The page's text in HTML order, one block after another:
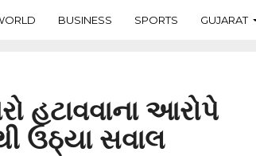
BUSINESS SPORTS GUJARAT
હટાવવાના આરોપે
ઉઠ્યા સવાલ